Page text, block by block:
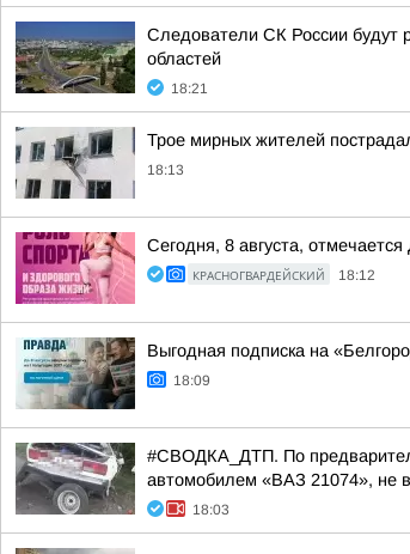
Следователи СК России будут
областей
18:21
Трое мирных жителей
18:13
Сегодня, 8 августа,
КРАСНОГВАРДЕЙСКИЙ 18:12
Выгодная подписка на
18:09
#СВОДКА_ДТП. По
автомобилем «ВАЗ 21074», не
18:03